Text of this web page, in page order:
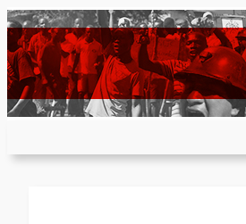
Zum
Inhalt
springen